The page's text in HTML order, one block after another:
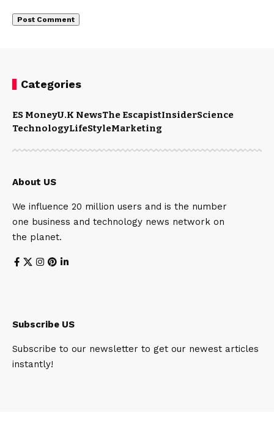
Categories
ES MoneyU.K NewsThe EscapistInsiderScience
TechnologyLifeStyleMarketing
About US
We influence 20 million users and is the number
one business and technology news network on
the planet.
Subscribe US
Subscribe to our newsletter to get our newest articles
instantly!